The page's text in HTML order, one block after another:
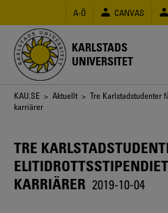
huvudinnehåll
A-Ö CANVAS
KARLSTADS
UNIVERSITET
Länkstig
KAU.SE > Aktuellt > Tre Karlstadstudenter
karriärer
TRE
KARRIÄRER 2019-10-04